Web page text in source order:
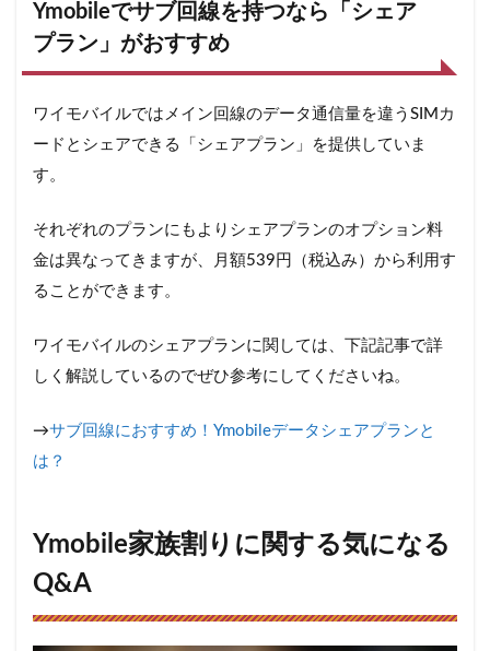
Ymobileでサブ回線を持つなら「シェア
プラン」がおすすめ
ワイモバイルではメイン回線のデータ通信量を違うSIMカ
ードとシェアできる「シェアプラン」を提供していま
す。
それぞれのプランにもよりシェアプランのオプション料
金は異なってきますが、月額539円（税込み）から利用す
ることができます。
ワイモバイルのシェアプランに関しては、下記記事で詳
しく解説しているのでぜひ参考にしてくださいね。
→サブ回線におすすめ！Ymobileデータシェアプランと
は？
Ymobile家族割りに関する気になる
Q&A